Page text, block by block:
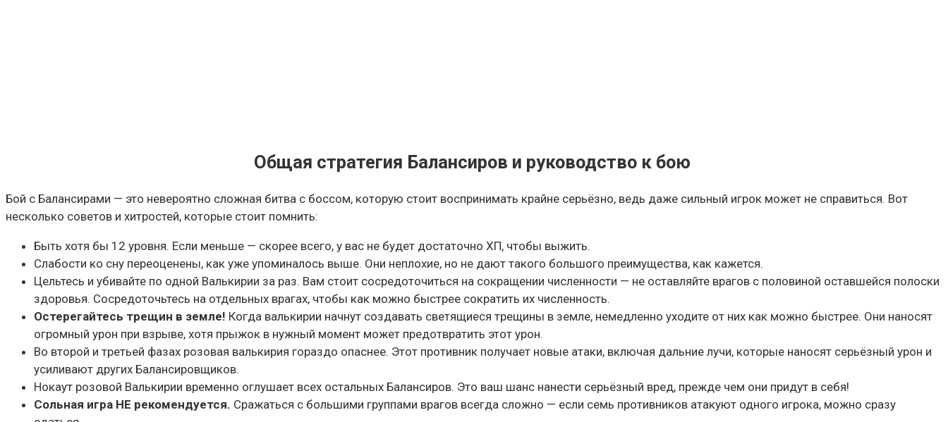
Общая стратегия Балансиров и руководство к бою
Бой с Балансирами — это невероятно сложная битва с боссом, которую стоит воспринимать крайне серьёзно, ведь даже сильный игрок может не справиться. Вот
несколько советов и хитростей, которые стоит помнить:
Быть хотя бы 12 уровня. Если меньше — скорее всего, у вас не будет достаточно ХП, чтобы выжить.
Слабости ко сну переоценены, как уже упоминалось выше. Они неплохие, но не дают такого большого преимущества, как кажется.
Цельтесь и убивайте по одной Валькирии за раз. Вам стоит сосредоточиться на сокращении численности — не оставляйте врагов с половиной оставшейся полоски
здоровья. Сосредоточьтесь на отдельных врагах, чтобы как можно быстрее сократить их численность.
Остерегайтесь трещин в земле! Когда валькирии начнут создавать светящиеся трещины в земле, немедленно уходите от них как можно быстрее. Они наносят
огромный урон при взрыве, хотя прыжок в нужный момент может предотвратить этот урон.
Во второй и третьей фазах розовая валькирия гораздо опаснее. Этот противник получает новые атаки, включая дальние лучи, которые наносят серьёзный урон и
усиливают других Балансировщиков.
Нокаут розовой Валькирии временно оглушает всех остальных Балансиров. Это ваш шанс нанести серьёзный вред, прежде чем они придут в себя!
Сольная игра НЕ рекомендуется. Сражаться с большими группами врагов всегда сложно — если семь противников атакуют одного игрока, можно сразу